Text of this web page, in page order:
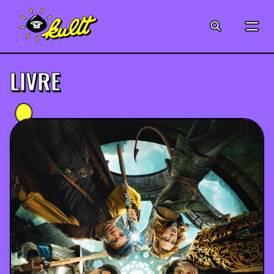
MUSIQUE
CRÉATION
ART
JEUX-VIDÉO
VINTAGE
LIVRE